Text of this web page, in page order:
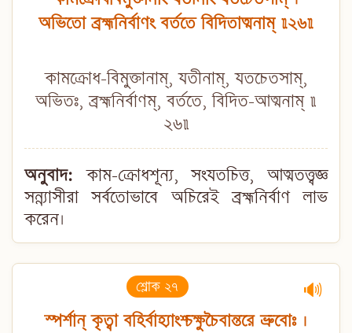
অভিতো ব্রহ্মনির্বাণং বর্ততে বিদিতাত্মনাম্ ॥২৬॥
কামক্রোধ-বিমুক্তানাম্, যতীনাম্, যতচেতসাম্,
অভিতঃ, ব্রহ্মনির্বাণম্, বর্ততে, বিদিত-আত্মনাম্ ॥
২৬॥
অনুবাদ: কাম-ক্রোধশূন্য, সংযতচিত্ত, আত্মতত্ত্বজ্ঞ
সন্ন্যাসীরা সর্বতোভাবে অচিরেই ব্রহ্মনির্বাণ লাভ
করেন।
শ্লোক ২৭ 🔊
স্পর্শান্ কৃত্বা বহির্বাহ্যাংশ্চক্ষুচৈবান্তরে ভ্রুবোঃ ।